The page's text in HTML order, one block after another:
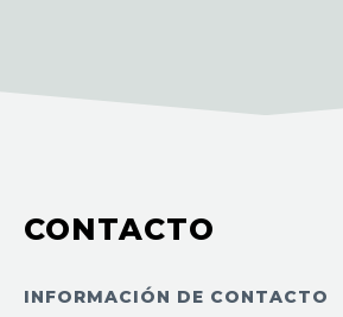
CONTACTO
INFORMACIÓN DE CONTACTO